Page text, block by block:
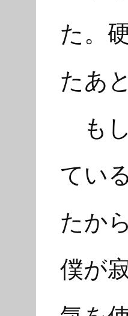
た。
たあ
もし
てい
たか
僕が